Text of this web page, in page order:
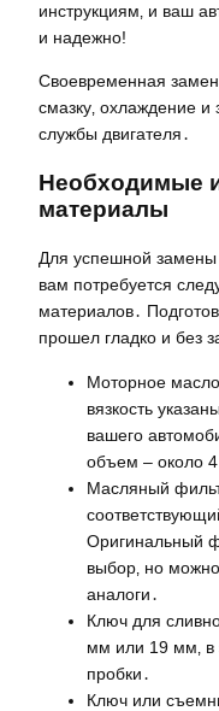
инструкциям‚ и ваш
и надежно!
Своевременная
смазку‚ охлаждение и
службы двигателя․
Необходимые
материалы
Для успешной
вам потребуется
материалов․
прошел гладко и без
Моторное
вязкость
вашего
объем – около
Масляный
Оригинальный
выбор‚ но
аналоги․
Ключ для
мм или 19 мм‚ в
пробки․
Ключ или